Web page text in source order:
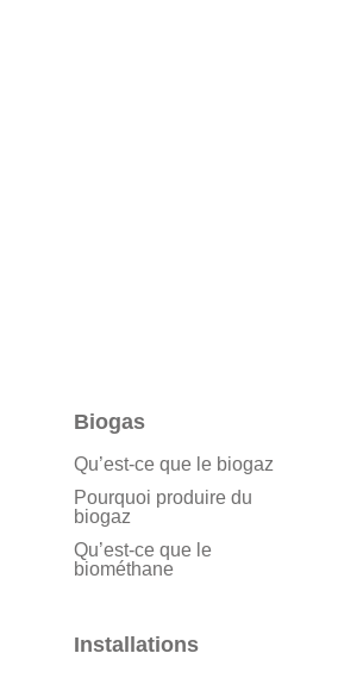
Biogas
Qu’est-ce que le biogaz
Pourquoi produire du
biogaz
Qu’est-ce que le
biométhane
Installations